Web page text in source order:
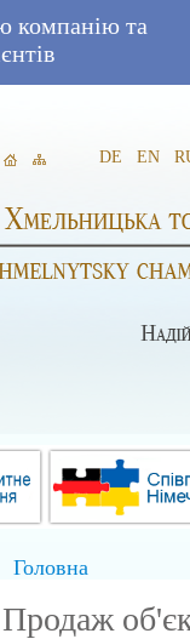
компанію та
DE EN
Головна
Продаж